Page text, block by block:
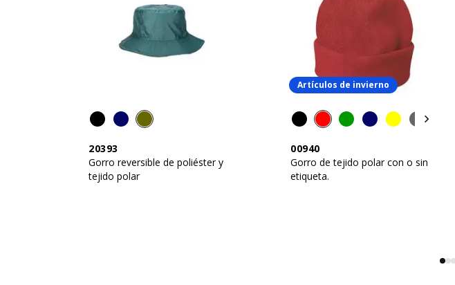
20393
Gorro reversible de poliéster y
tejido polar
Artículos de invierno
00940
Gorro de tejido polar con o sin
etiqueta.